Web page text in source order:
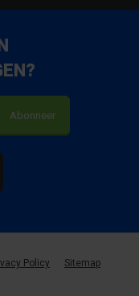
Abonneer
Policy Sitemap